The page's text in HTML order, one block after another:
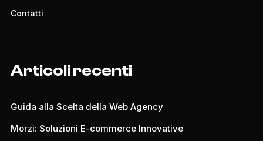
Contatti
Articoli recenti
Guida alla Scelta della Web Agency
Morzi: Soluzioni E-commerce Innovative